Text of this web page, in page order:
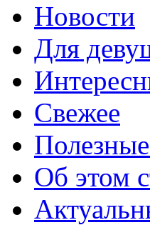
Новости
Для
Свежее
Об этом